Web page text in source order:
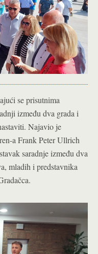
se prisutnima
između dva grada i
Najavio je
a Frank Peter Ullrich
saradnje između dva
mladih i predstavnika